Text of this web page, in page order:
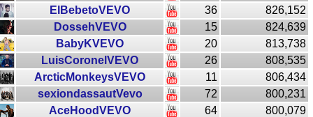
ElBebetoVEVO
36
826,152
DossehVEVO
15
824,639
BabyKVEVO
20
813,738
LuisCoronelVEVO
26
808,535
ArcticMonkeysVEVO
11
806,434
sexiondassautVevo
72
800,231
AceHoodVEVO
64
800,079